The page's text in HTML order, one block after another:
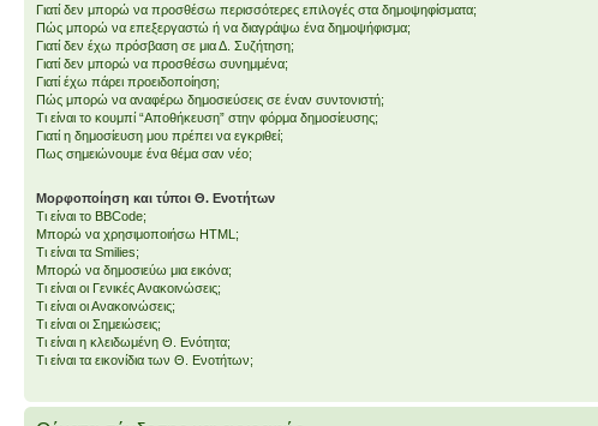
Γιατί δεν μπορώ να προσθέσω περισσότερες επιλογές στα δημοψηφίσματα;
Πώς μπορώ να επεξεργαστώ ή να διαγράψω ένα δημοψήφισμα;
Γιατί δεν έχω πρόσβαση σε μια Δ. Συζήτηση;
Γιατί δεν μπορώ να προσθέσω συνημμένα;
Γιατί έχω πάρει προειδοποίηση;
Πώς μπορώ να αναφέρω δημοσιεύσεις σε έναν συντονιστή;
Τι είναι το κουμπί “Αποθήκευση” στην φόρμα δημοσίευσης;
Γιατί η δημοσίευση μου πρέπει να εγκριθεί;
Πως σημειώνουμε ένα θέμα σαν νέο;
Μορφοποίηση και τύποι Θ. Ενοτήτων
Τι είναι το BBCode;
Μπορώ να χρησιμοποιήσω HTML;
Τι είναι τα Smilies;
Μπορώ να δημοσιεύω μια εικόνα;
Τι είναι οι Γενικές Ανακοινώσεις;
Τι είναι οι Ανακοινώσεις;
Τι είναι οι Σημειώσεις;
Τι είναι η κλειδωμένη Θ. Ενότητα;
Τι είναι τα εικονίδια των Θ. Ενοτήτων;